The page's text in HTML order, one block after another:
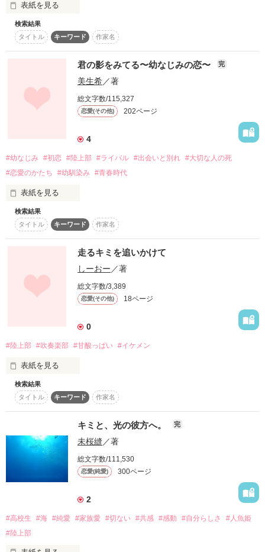
※本作品の内容は、筆者の体験も織り混ぜた
フィクションです
◆自衛隊に関する記述は、事実と異なる場合も
ございます。
ーーーーーーーーーーーーーーー
早瀬川より　お知らせ
祝 10万PV超！
Berry's Cafe編集部オススメ作品に掲載され
とても幸せです！！
総合　　　　　91位
ありがとうございます！
なお、『迷彩服の恋人 【完全版】』も
2022年5月10日より
執筆を開始しております。
短編では書ききれなかったエピソードも
描いていきます。
よろしければ、そちらもどうぞ。
表紙を見る
みなさんは男女の友情は成立すると思いますか？私は思う派で
した。ですが、あるとき幼なじみが男の子として見てしまう時
があり今は男女の友情は成立するとは思っていません。そん
な、気持ちを小説にしたいと思いこの物語を書いたので是非二
作品を読む
検索結果
タイトル
キーワード 作家名
君の影をみてる〜幼なじみの恋〜 完
美生希／著
総文字数/115,327
恋愛(その他) 202ページ
4
#幼なじみ #初恋 #陸上部 #ライバル #出会いと別れ #大切な人の死
#恋愛のかたち
#幼馴染み #青春時代
表紙を見る
「３０過ぎても、お互い独りだったら…俺たち一緒に暮らそっ
か」と彼は言った。
…それもアリかな〜と思いつつ、微笑みながら
「何それ〜…」と、遠くをみつめる私。
「ま、期待されても困るけど、アテにされるブンには…男とし
て、冥利に尽きるってヤツかな」
彼のその背中に視線を移し
私は想像する。
『この男との結婚？…ピンとこない！』
でも、彼は私にとって、
間違いなかった。
各地の風習を混ぜ、地域を定めずに、ストーリーが盛り上がる
様に書き上げてます。
サイドストーリーとの話の繋ぎのため、
度々修正してます。
検索結果
タイトル
キーワード 作家名
走るキミを追いかけて
しーおー ／著
総文字数/3,389
恋愛(その他) 18ページ
0
#陸上部 #吹奏楽部 #甘酸っぱい #イケメン
表紙を見る
君に出会って
初めて恋を
知りました
キミを追い続けた
夢中で駆けた
※初作品です！(*^□^*)
恋してる人に見てもらいたいです！
検索結果
タイトル
キーワード 作家名
キミと、光の彼方へ。 完
未桜縫／著
総文字数/111,530
恋愛(純愛) 300ページ
2
#高校生 #海 #純愛 #家族愛 #切ない #共感 #感動 #自分らしさ
#人魚姫
#陸上部